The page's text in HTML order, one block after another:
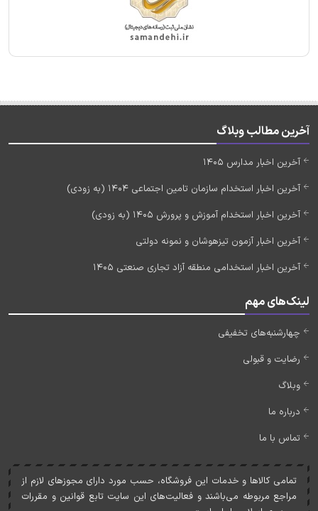
آخرین مطالب وبلاگ
آخرین اخبار مدارس 1405
آخرین اخبار استخدام سازمان تامین اجتماعی 1404 (به زودی)
آخرین اخبار استخدام آموزش و پرورش 1405 (به زودی)
آخرین اخبار آزمون تیزهوشان و نمونه دولتی
آخرین اخبار استخدامی منطقه آزاد تجاری صنعتی 1405
لینک‌های مهم
چهارشنبه‌های تخفیفی
رضایت و قبولی
وبلاگ
درباره ما
تماس با ما
تمامی کالاها و خدمات اين فروشگاه، حسب مورد دارای مجوزهای لازم از
مراجع مربوطه می‌باشند و فعاليت‌های اين سايت تابع قوانين و مقررات